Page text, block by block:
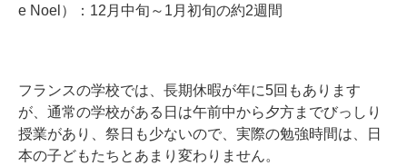
e Noel）：12月中旬～1月初旬の約2週間
フランスの学校では、長期休暇が年に5回もあります
が、通常の学校がある日は午前中から夕方までびっしり
授業があり、祭日も少ないので、実際の勉強時間は、日
本の子どもたちとあまり変わりません。